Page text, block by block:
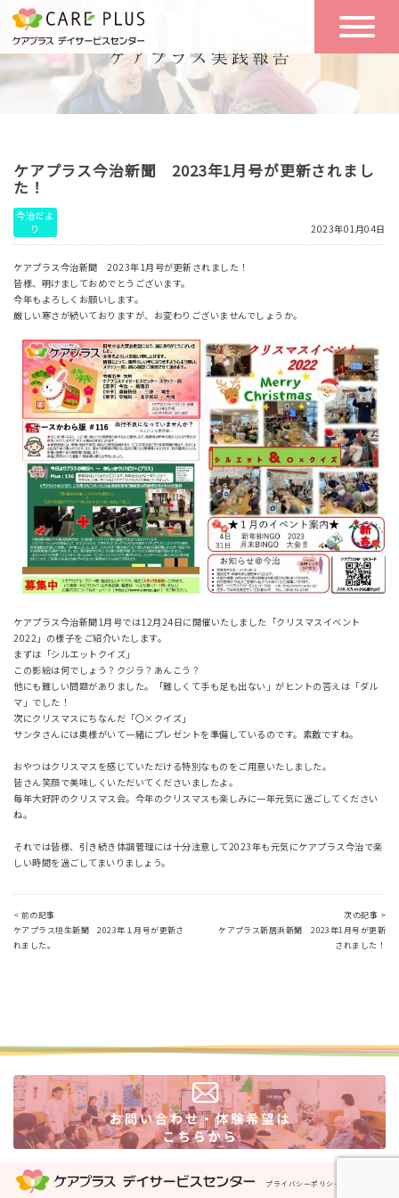
こんな方に
おすすめ
一日の流れ
一日体験
空き状況
お問い合わせ
体験希望
ケアプラス今治新聞 2023年1月号が更新されまし
た！
今治だよ
り
2023年01月04日
ケアプラス今治新聞 2023年1月号が更新されました！
皆様、明けましておめでとうございます。
今年もよろしくお願いします。
厳しい寒さが続いておりますが、お変わりございませんでしょうか。
ケアプラス今治新聞1月号では12月24日に開催いたしました「クリスマスイベント
2022」の様子をご紹介いたします。
まずは「シルエットクイズ」
この影絵は何でしょう？クジラ？あんこう？
他にも難しい問題がありました。「難しくて手も足も出ない」がヒントの答えは「ダル
マ」でした！
次にクリスマスにちなんだ「〇×クイズ」
サンタさんには奥様がいて一緒にプレゼントを準備しているのです。素敵ですね。
おやつはクリスマスを感じていただける特別なものをご用意いたしました。
皆さん笑顔で美味しくいただいてくださいましたよ。
毎年大好評のクリスマス会。今年のクリスマスも楽しみに一年元気に過ごしてください
ね。
それでは皆様、引き続き体調管理には十分注意して2023年も元気にケアプラス今治で楽
しい時間を過ごしてまいりましょう。
< 前の記事
ケアプラス垣生新聞 2023年１月号が更新さ
れました。
次の記事 >
ケアプラス新居浜新聞 2023年1月号が更新
されました！
プライバシーポリシー